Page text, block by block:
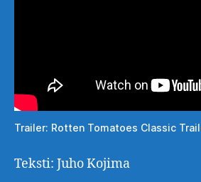
Trailer: Rotten Tomatoes Classic
Teksti: Juho Kojima